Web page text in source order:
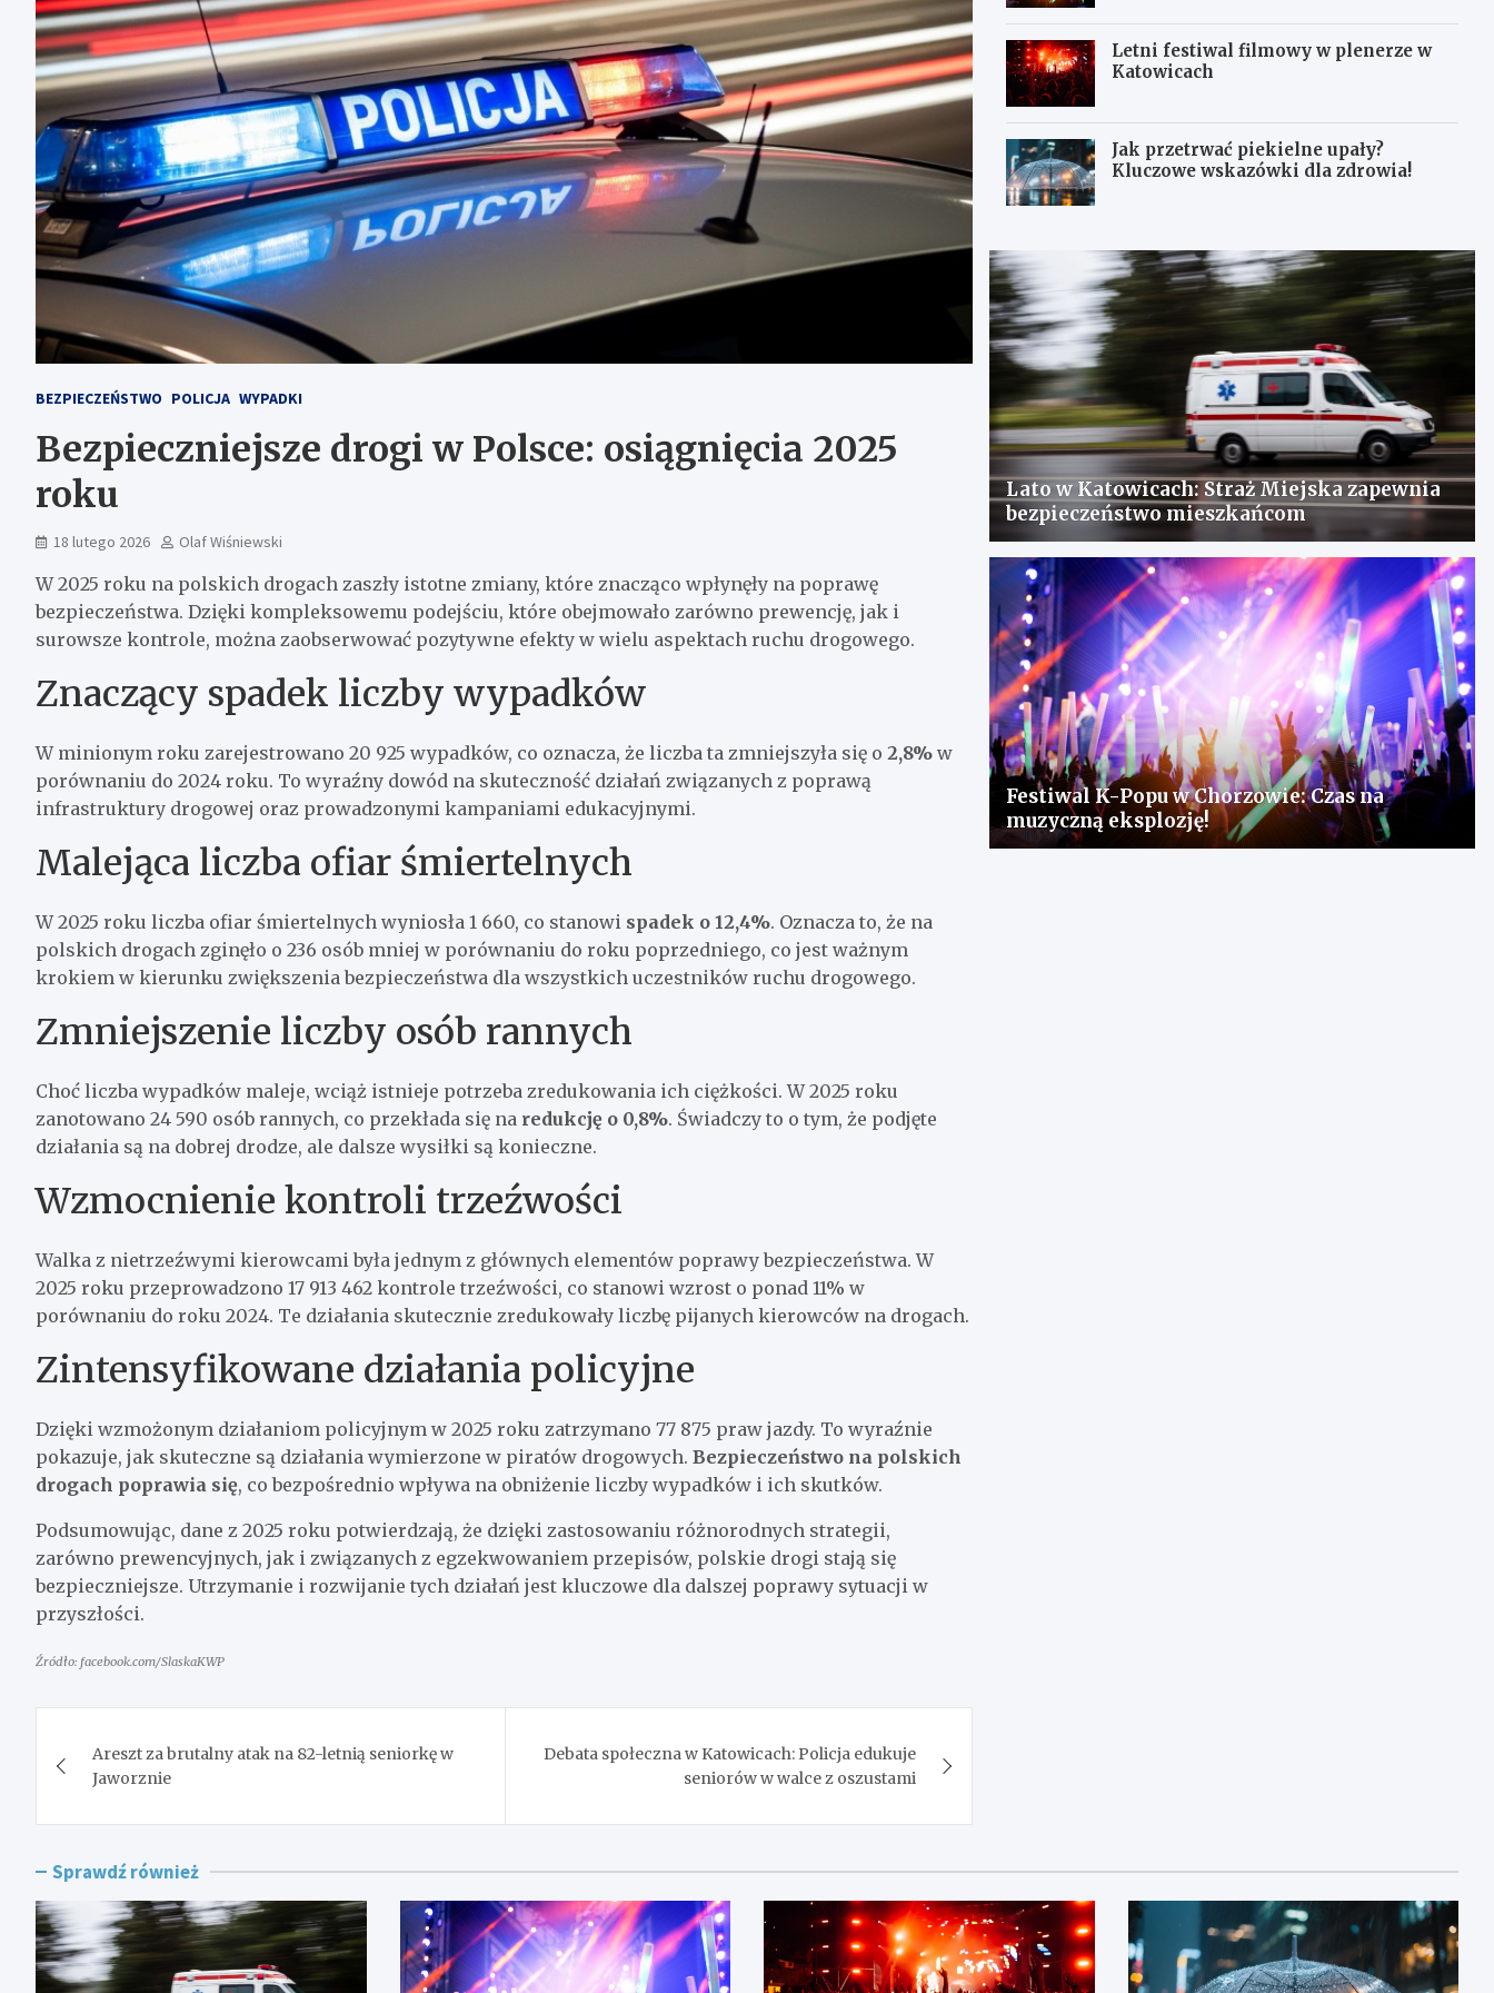
BEZPIECZEŃSTWO POLICJA WYPADKI
Bezpieczniejsze drogi w Polsce: osiągnięcia 2025
roku
18 lutego 2026 Olaf Wiśniewski
W 2025 roku na polskich drogach zaszły istotne zmiany, które znacząco wpłynęły na poprawę
bezpieczeństwa. Dzięki kompleksowemu podejściu, które obejmowało zarówno prewencję, jak i
surowsze kontrole, można zaobserwować pozytywne efekty w wielu aspektach ruchu drogowego.
Znaczący spadek liczby wypadków
W minionym roku zarejestrowano 20 925 wypadków, co oznacza, że liczba ta zmniejszyła się o 2,8% w
porównaniu do 2024 roku. To wyraźny dowód na skuteczność działań związanych z poprawą
infrastruktury drogowej oraz prowadzonymi kampaniami edukacyjnymi.
Malejąca liczba ofiar śmiertelnych
W 2025 roku liczba ofiar śmiertelnych wyniosła 1 660, co stanowi spadek o 12,4%. Oznacza to, że na
polskich drogach zginęło o 236 osób mniej w porównaniu do roku poprzedniego, co jest ważnym
krokiem w kierunku zwiększenia bezpieczeństwa dla wszystkich uczestników ruchu drogowego.
Zmniejszenie liczby osób rannych
Choć liczba wypadków maleje, wciąż istnieje potrzeba zredukowania ich ciężkości. W 2025 roku
zanotowano 24 590 osób rannych, co przekłada się na redukcję o 0,8%. Świadczy to o tym, że podjęte
działania są na dobrej drodze, ale dalsze wysiłki są konieczne.
Wzmocnienie kontroli trzeźwości
Walka z nietrzeźwymi kierowcami była jednym z głównych elementów poprawy bezpieczeństwa. W
2025 roku przeprowadzono 17 913 462 kontrole trzeźwości, co stanowi wzrost o ponad 11% w
porównaniu do roku 2024. Te działania skutecznie zredukowały liczbę pijanych kierowców na drogach.
Zintensyfikowane działania policyjne
Dzięki wzmożonym działaniom policyjnym w 2025 roku zatrzymano 77 875 praw jazdy. To wyraźnie
pokazuje, jak skuteczne są działania wymierzone w piratów drogowych. Bezpieczeństwo na polskich
drogach poprawia się, co bezpośrednio wpływa na obniżenie liczby wypadków i ich skutków.
Podsumowując, dane z 2025 roku potwierdzają, że dzięki zastosowaniu różnorodnych strategii,
zarówno prewencyjnych, jak i związanych z egzekwowaniem przepisów, polskie drogi stają się
bezpieczniejsze. Utrzymanie i rozwijanie tych działań jest kluczowe dla dalszej poprawy sytuacji w
przyszłości.
Źródło: facebook.com/SlaskaKWP
wpisu
Areszt za brutalny atak na 82-letnią seniorkę w
Jaworznie
Debata społeczna w Katowicach: Policja edukuje
seniorów w walce z oszustami
Letni festiwal filmowy w plenerze w
Katowicach
Jak przetrwać piekielne upały?
Kluczowe wskazówki dla zdrowia!
Lato w Katowicach: Straż Miejska zapewnia
bezpieczeństwo mieszkańcom
Festiwal K-Popu w Chorzowie: Czas na
muzyczną eksplozję!
Sprawdź również